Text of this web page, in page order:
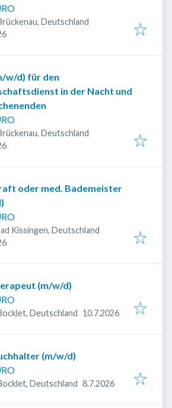
Deutschland
w/d) für den
in der Nacht und
Deutschland
oder med. Bademeister
Kissingen, Deutschland
(m/w/d)
Deutschland Veröffentlicht:
10.7.2026
(m/w/d)
Deutschland Veröffentlicht:
8.7.2026